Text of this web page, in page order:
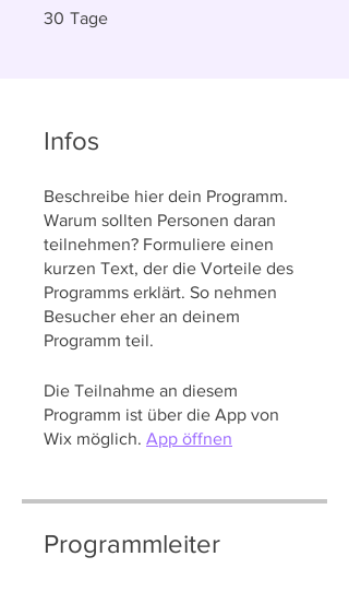
30 Tage
Infos
Beschreibe hier dein Programm.
Warum sollten Personen daran
teilnehmen? Formuliere einen
kurzen Text, der die Vorteile des
Programms erklärt. So nehmen
Besucher eher an deinem
Programm teil.
Die Teilnahme an diesem
Programm ist über die App von
Wix möglich. App öffnen
Programmleiter